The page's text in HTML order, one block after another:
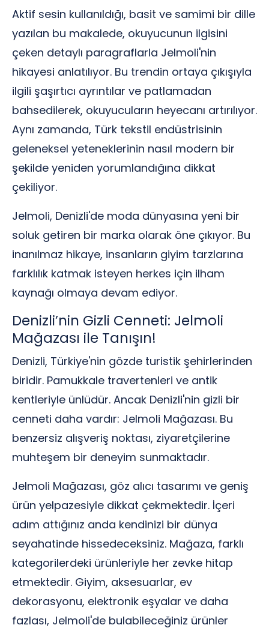
Aktif sesin kullanıldığı, basit ve samimi bir dille
yazılan bu makalede, okuyucunun ilgisini
çeken detaylı paragraflarla Jelmoli'nin
hikayesi anlatılıyor. Bu trendin ortaya çıkışıyla
ilgili şaşırtıcı ayrıntılar ve patlamadan
bahsedilerek, okuyucuların heyecanı artırılıyor.
Aynı zamanda, Türk tekstil endüstrisinin
geleneksel yeteneklerinin nasıl modern bir
şekilde yeniden yorumlandığına dikkat
çekiliyor.
Jelmoli, Denizli'de moda dünyasına yeni bir
soluk getiren bir marka olarak öne çıkıyor. Bu
inanılmaz hikaye, insanların giyim tarzlarına
farklılık katmak isteyen herkes için ilham
kaynağı olmaya devam ediyor.
Denizli’nin Gizli Cenneti: Jelmoli
Mağazası ile Tanışın!
Denizli, Türkiye'nin gözde turistik şehirlerinden
biridir. Pamukkale travertenleri ve antik
kentleriyle ünlüdür. Ancak Denizli'nin gizli bir
cenneti daha vardır: Jelmoli Mağazası. Bu
benzersiz alışveriş noktası, ziyaretçilerine
muhteşem bir deneyim sunmaktadır.
Jelmoli Mağazası, göz alıcı tasarımı ve geniş
ürün yelpazesiyle dikkat çekmektedir. İçeri
adım attığınız anda kendinizi bir dünya
seyahatinde hissedeceksiniz. Mağaza, farklı
kategorilerdeki ürünleriyle her zevke hitap
etmektedir. Giyim, aksesuarlar, ev
dekorasyonu, elektronik eşyalar ve daha
fazlası, Jelmoli'de bulabileceğiniz ürünler